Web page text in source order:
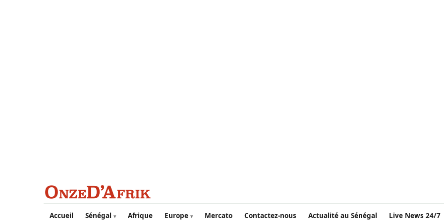
Aller au contenu principal
Accueil Sénégal Afrique Europe Mercato Contactez-nous Actualité au Sénégal Live News 24/7